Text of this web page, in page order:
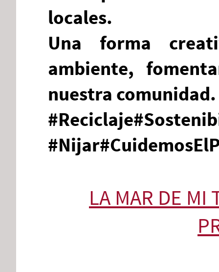
locales.
Una forma
ambiente,
nuestra comunidad.
LA MAR DE MI